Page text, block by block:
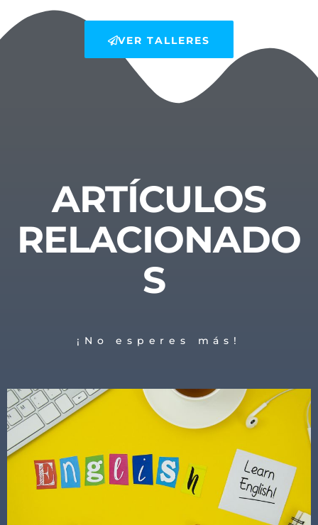
VER TALLERES
ARTÍCULOS
RELACIONADO
S
¡No esperes más!